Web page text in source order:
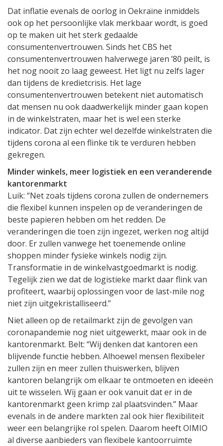
Dat inflatie evenals de oorlog in Oekraïne inmiddels
ook op het persoonlijke vlak merkbaar wordt, is goed
op te maken uit het sterk gedaalde
consumentenvertrouwen. Sinds het CBS het
consumentenvertrouwen halverwege jaren ’80 peilt, is
het nog nooit zo laag geweest. Het ligt nu zelfs lager
dan tijdens de kredietcrisis. Het lage
consumentenvertrouwen betekent niet automatisch
dat mensen nu ook daadwerkelijk minder gaan kopen
in de winkelstraten, maar het is wel een sterke
indicator. Dat zijn echter wel dezelfde winkelstraten die
tijdens corona al een flinke tik te verduren hebben
gekregen.
Minder winkels, meer logistiek en een veranderende
kantorenmarkt
Luik: “Net zoals tijdens corona zullen de ondernemers
die flexibel kunnen inspelen op de veranderingen de
beste papieren hebben om het redden. De
veranderingen die toen zijn ingezet, werken nog altijd
door. Er zullen vanwege het toenemende online
shoppen minder fysieke winkels nodig zijn.
Transformatie in de winkelvastgoedmarkt is nodig.
Tegelijk zien we dat de logistieke markt daar flink van
profiteert, waarbij oplossingen voor de last-mile nog
niet zijn uitgekristalliseerd.”
Niet alleen op de retailmarkt zijn de gevolgen van
coronapandemie nog niet uitgewerkt, maar ook in de
kantorenmarkt. Belt: “Wij denken dat kantoren een
blijvende functie hebben. Alhoewel mensen flexibeler
zullen zijn en meer zullen thuiswerken, blijven
kantoren belangrijk om elkaar te ontmoeten en ideeën
uit te wisselen. Wij gaan er ook vanuit dat er in de
kantorenmarkt geen krimp zal plaatsvinden.” Maar
evenals in de andere markten zal ook hier flexibiliteit
weer een belangrijke rol spelen. Daarom heeft OIMIO
al diverse aanbieders van flexibele kantoorruimte